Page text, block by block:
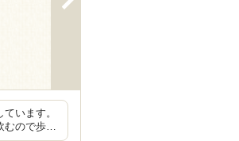
います。
むので歩…